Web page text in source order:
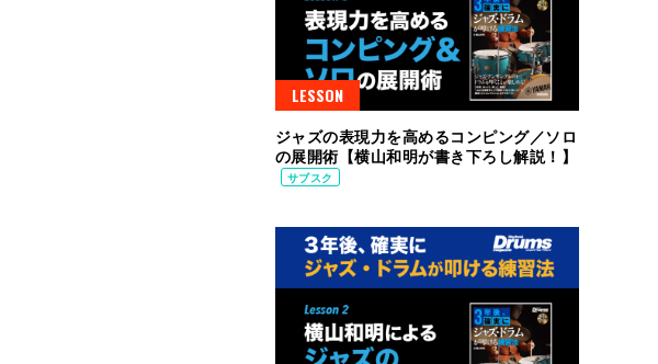
LESSON
ジャズの表現力を高めるコンピング／ソロ
の展開術【横山和明が書き下ろし解説！】
サブスク